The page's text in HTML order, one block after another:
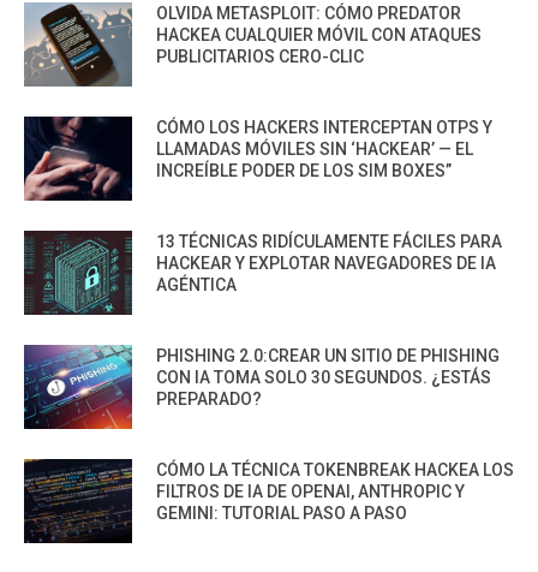
OLVIDA METASPLOIT: CÓMO PREDATOR
HACKEA CUALQUIER MÓVIL CON ATAQUES
PUBLICITARIOS CERO-CLIC
CÓMO LOS HACKERS INTERCEPTAN OTPS Y
LLAMADAS MÓVILES SIN ‘HACKEAR’ — EL
INCREÍBLE PODER DE LOS SIM BOXES”
13 TÉCNICAS RIDÍCULAMENTE FÁCILES PARA
HACKEAR Y EXPLOTAR NAVEGADORES DE IA
AGÉNTICA
PHISHING 2.0:CREAR UN SITIO DE PHISHING
CON IA TOMA SOLO 30 SEGUNDOS. ¿ESTÁS
PREPARADO?
CÓMO LA TÉCNICA TOKENBREAK HACKEA LOS
FILTROS DE IA DE OPENAI, ANTHROPIC Y
GEMINI: TUTORIAL PASO A PASO